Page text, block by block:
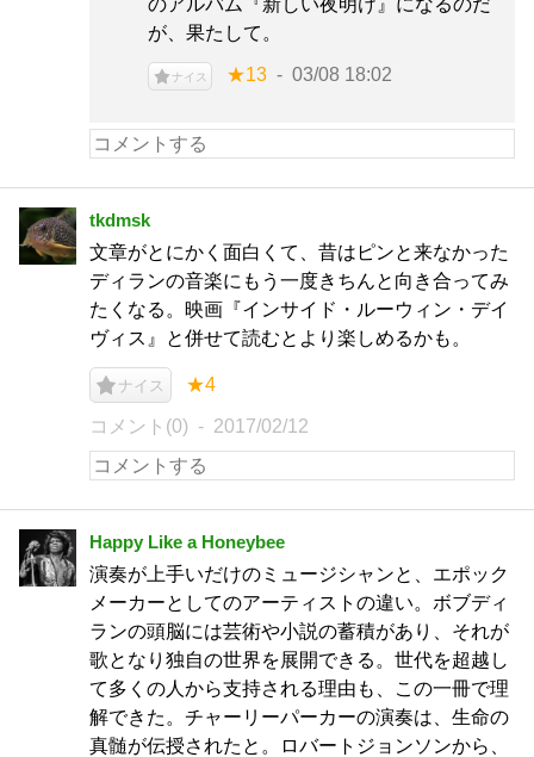
のアルバム『新しい夜明け』になるのだ
が、果たして。
ナイス ★13 03/08 18:02
tkdmsk
文章がとにかく面白くて、昔はピンと来なかった
ディランの音楽にもう一度きちんと向き合ってみ
たくなる。映画『インサイド・ルーウィン・デイ
ヴィス』と併せて読むとより楽しめるかも。
ナイス ★4
コメント(0) 2017/02/12
Happy Like a Honeybee
演奏が上手いだけのミュージシャンと、エポック
メーカーとしてのアーティストの違い。ボブディ
ランの頭脳には芸術や小説の蓄積があり、それが
歌となり独自の世界を展開できる。世代を超越し
て多くの人から支持される理由も、この一冊で理
解できた。チャーリーパーカーの演奏は、生命の
真髄が伝授されたと。ロバートジョンソンから、